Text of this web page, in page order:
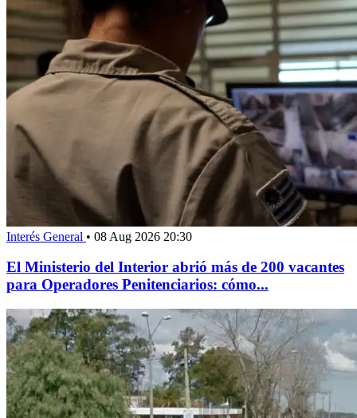
Interés General • 08 Aug 2026 20:30
El Ministerio del Interior abrió más de 200 vacantes
para Operadores Penitenciarios: cómo...